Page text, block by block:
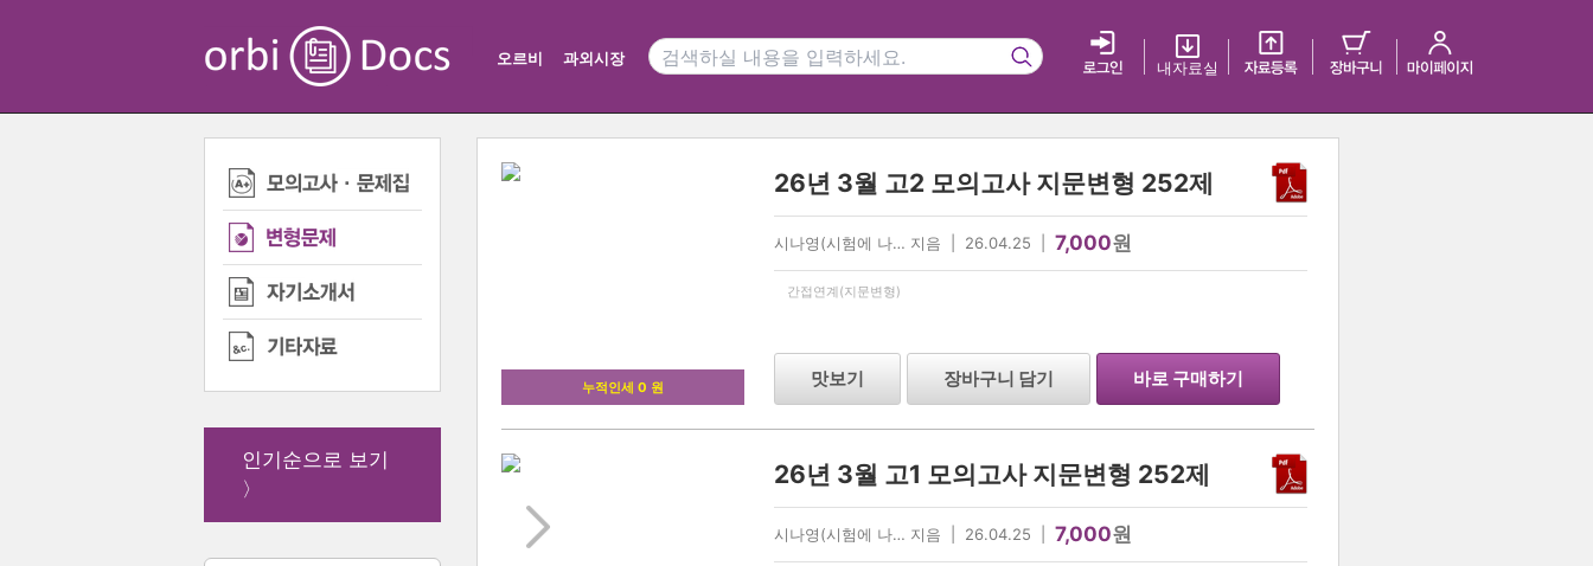
오르비 과외시장
내 자료실
인기순으로 보기
〉
누적인세 0 원
26년 3월 고2 모의고사 지문변형 252제
시나영(시험에 나… 지음 | 26.04.25 | 7,000원
간접연계(지문변형)
맛보기 장바구니 담기 바로 구매하기
26년 3월 고1 모의고사 지문변형 252제
시나영(시험에 나… 지음 | 26.04.25 | 7,000원